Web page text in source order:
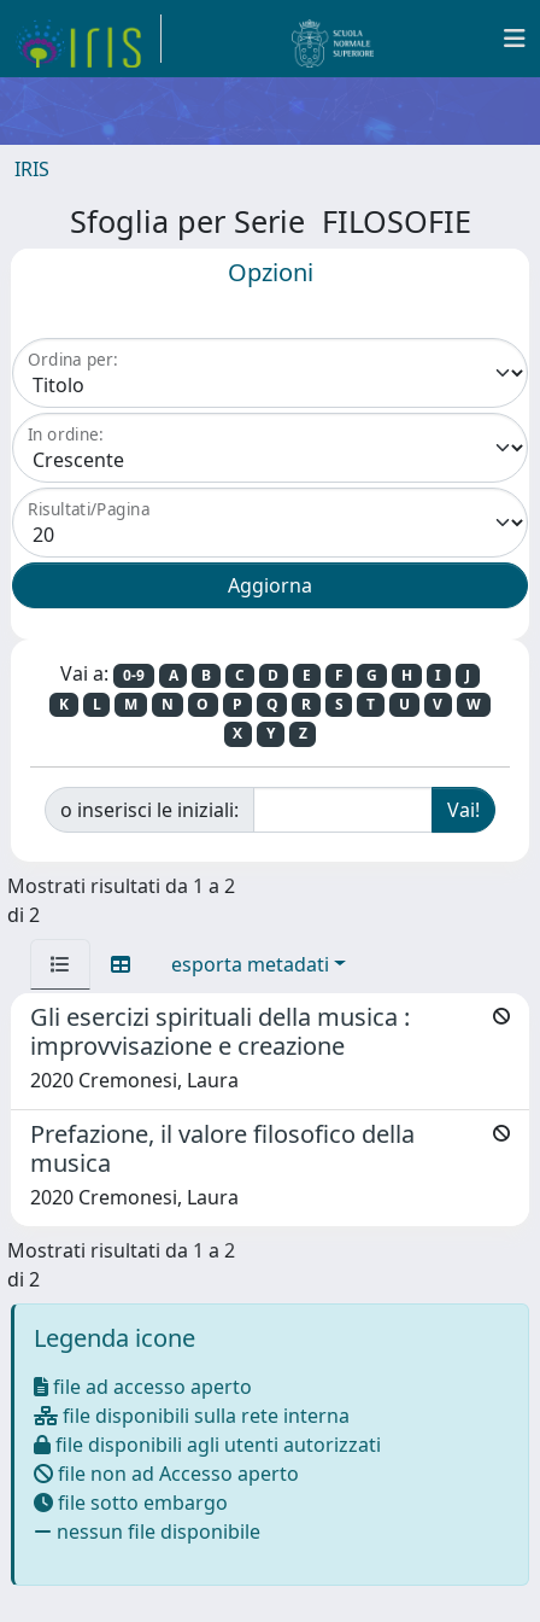
IRIS
Sfoglia per Serie FILOSOFIE
Opzioni
Ordina per:
In ordine:
Risultati/Pagina
Vai a: 0-9 A B C D E F G H I
J
K
L M N O P Q R S T U V
W
X
Y Z
o inserisci le iniziali:
Mostrati risultati da 1 a 2
di 2
esporta metadati
Gli esercizi spirituali della musica :
improvvisazione e creazione
2020 Cremonesi, Laura
Prefazione, il valore filosofico della
musica
2020 Cremonesi, Laura
Mostrati risultati da 1 a 2
di 2
Legenda icone
file ad accesso aperto
file disponibili sulla rete interna
file disponibili agli utenti autorizzati
file non ad Accesso aperto
file sotto embargo
nessun file disponibile